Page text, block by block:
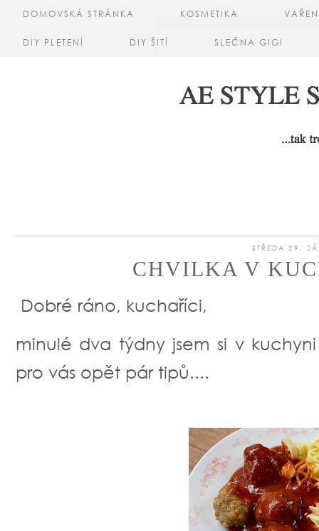
DOMOVSKÁ STRÁNKA KOSMETIKA
DIY PLETENÍ DIY ŠITÍ SLEČNA GIGI
STŘEDA 29.
CHVILKA V
Dobré ráno, kuchaříci,
minulé dva týdny jsem si v
pro vás opět pár tipů....